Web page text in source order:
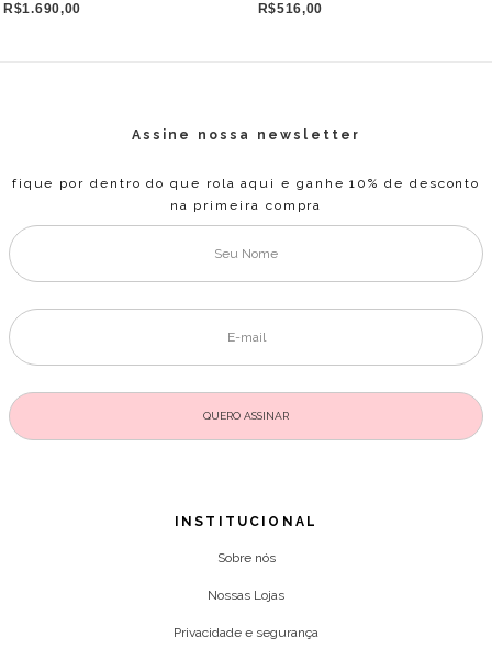
R$1.690,00
R$516,00
Assine nossa newsletter
fique por dentro do que rola aqui e ganhe 10% de desconto
na primeira compra
INSTITUCIONAL
Sobre nós
Nossas Lojas
Privacidade e segurança